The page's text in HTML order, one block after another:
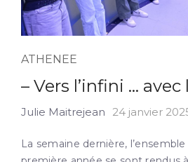
ATHENEE
– Vers l’infini … avec
Julie Maitrejean 24 janvier
La semaine dernière,